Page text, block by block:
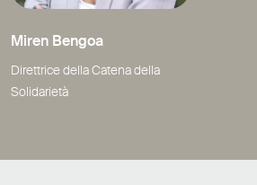
Miren Bengoa
Direttrice della Catena della
Solidarietà